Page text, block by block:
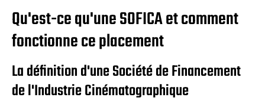
Qu'est-ce qu'une SOFICA et comment
fonctionne ce placement
La définition d'une Société de Financement
de l'Industrie Cinématographique